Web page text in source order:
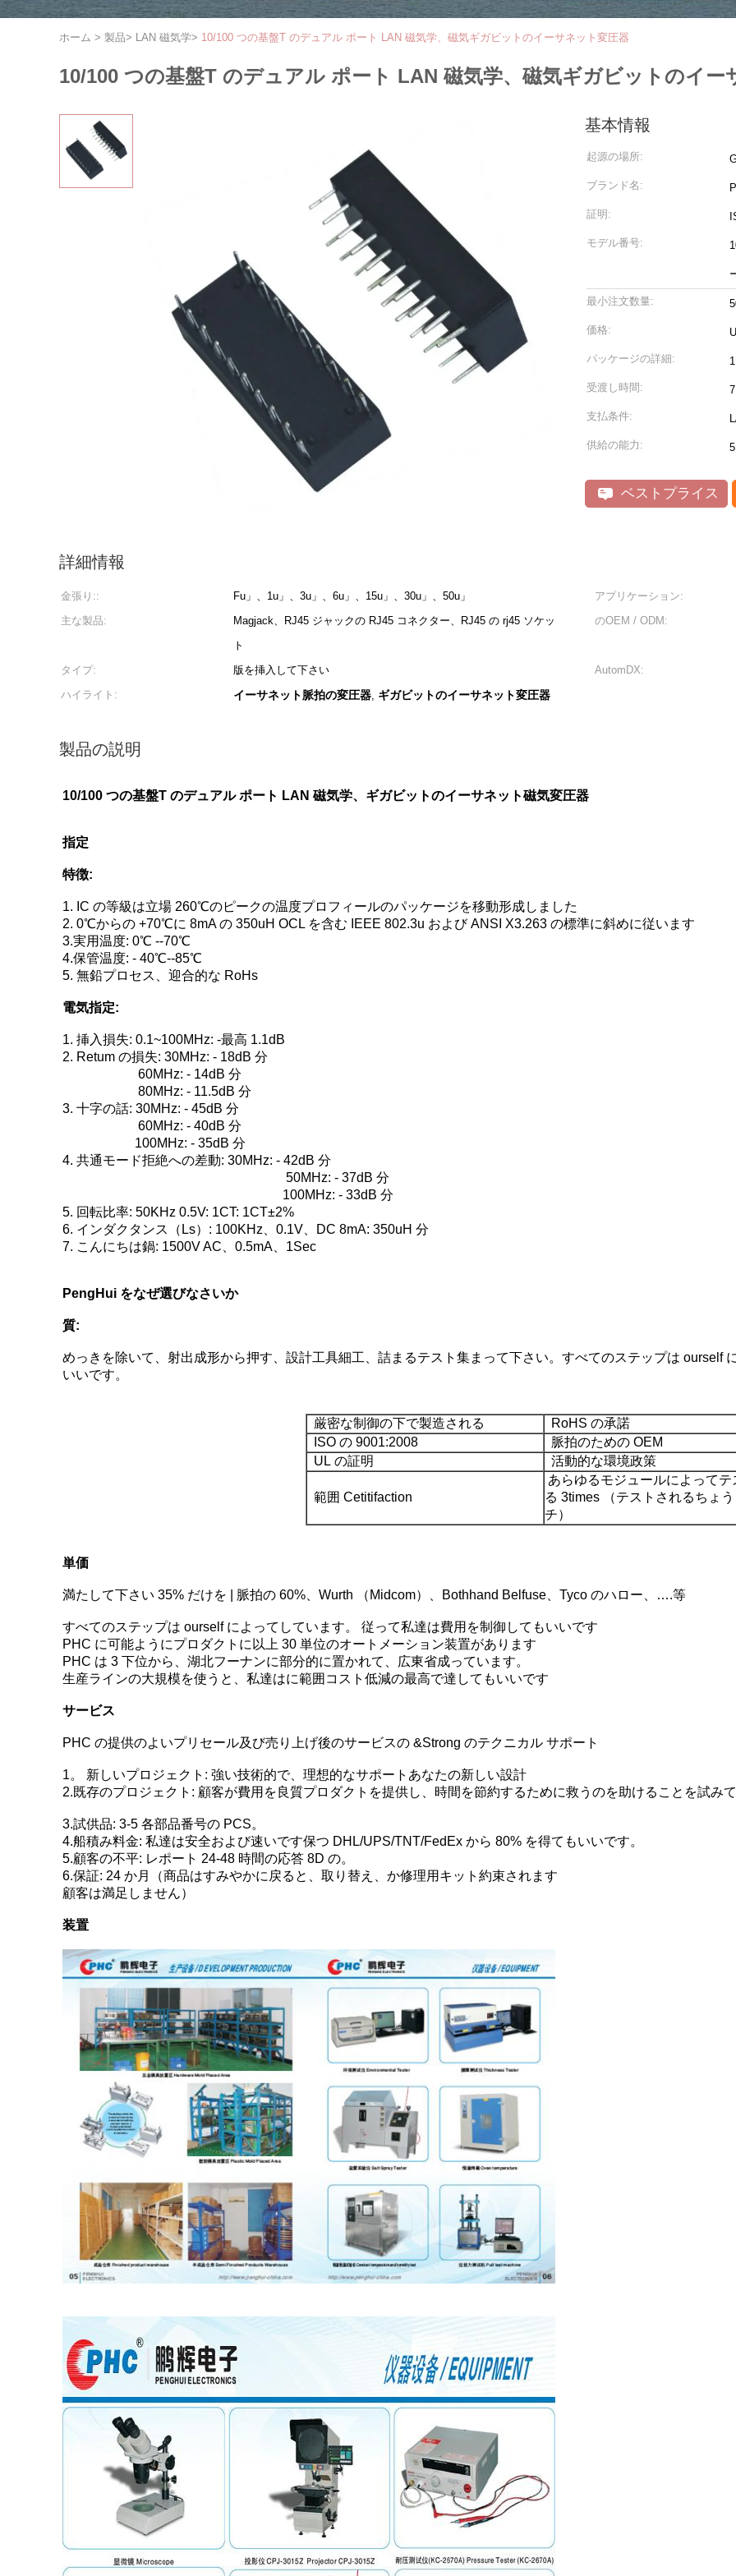
ホーム > 製品> LAN 磁気学> 10/100 つの基盤T のデュアル ポート LAN 磁気学、磁気ギガビットのイーサネット変圧器
10/100 つの基盤T のデュアル ポート LAN 磁気学、磁気ギガビットのイー
基本情報
起源の場所:
ブランド名:
証明:
モデル番号:
最小注文数量:
価格:
パッケージの詳細:
受渡し時間:
支払条件:
供給の能力:
ベストプライス
詳細情報
金張り:: Fu」、1u」、3u」、6u」、15u」、30u」、50u」 アプリケーション:
主な製品:
Magjack、RJ45 ジャックの RJ45 コネクター、RJ45 の rj45 ソケッ
ト
のOEM / ODM:
タイプ:
版を挿入して下さい AutomDX:
ハイライト:
イーサネット脈拍の変圧器, ギガビットのイーサネット変圧器
製品の説明
10/100 つの基盤T のデュアル ポート LAN 磁気学、ギガビットのイーサネット磁気変圧器
指定
特徴:
1. IC の等級は立場 260℃のピークの温度プロフィールのパッケージを移動形成しました
2. 0℃からの +70℃に 8mA の 350uH OCL を含む IEEE 802.3u および ANSI X3.263 の標準に斜めに従います
3.実用温度: 0℃ --70℃
4.保管温度: - 40℃--85℃
5. 無鉛プロセス、迎合的な RoHs
電気指定:
1. 挿入損失: 0.1~100MHz: -最高 1.1dB
2. Retum の損失: 30MHz: - 18dB 分
60MHz: - 14dB 分
80MHz: - 11.5dB 分
3. 十字の話: 30MHz: - 45dB 分
60MHz: - 40dB 分
100MHz: - 35dB 分
4. 共通モード拒絶への差動: 30MHz: - 42dB 分
50MHz: - 37dB 分
100MHz: - 33dB 分
5. 回転比率: 50KHz 0.5V: 1CT: 1CT±2%
6. インダクタンス（Ls）: 100KHz、0.1V、DC 8mA: 350uH 分
7. こんにちは鍋: 1500V AC、0.5mA、1Sec
PengHui をなぜ選びなさいか
質:
めっきを除いて、射出成形から押す、設計工具細工、詰まるテスト集まって下さい。すべてのステップは ourself
いいです。
厳密な制御の下で製造される
RoHS の承諾
ISO の 9001:2008
脈拍のための OEM
UL の証明
活動的な環境政策
範囲 Cetitifaction
あらゆるモジュールによってテ
る 3times （テストされるちょ
チ）
単価
満たして下さい 35% だけを | 脈拍の 60%、Wurth （Midcom）、Bothhand Belfuse、Tyco のハロー、….等
すべてのステップは ourself によってしています。 従って私達は費用を制御してもいいです
PHC に可能ようにプロダクトに以上 30 単位のオートメーション装置があります
PHC は 3 下位から、湖北フーナンに部分的に置かれて、広東省成っています。
生産ラインの大規模を使うと、私達はに範囲コスト低減の最高で達してもいいです
サービス
PHC の提供のよいプリセール及び売り上げ後のサービスの &Strong のテクニカル サポート
1。 新しいプロジェクト: 強い技術的で、理想的なサポートあなたの新しい設計
2.既存のプロジェクト: 顧客が費用を良質プロダクトを提供し、時間を節約するために救うのを助けることを試みて
3.試供品: 3-5 各部品番号の PCS。
4.船積み料金: 私達は安全および速いです保つ DHL/UPS/TNT/FedEx から 80% を得てもいいです。
5.顧客の不平: レポート 24-48 時間の応答 8D の。
6.保証: 24 か月（商品はすみやかに戻ると、取り替え、か修理用キット約束されます
顧客は満足しません）
装置